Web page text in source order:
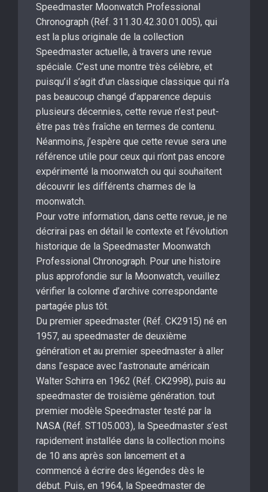
Speedmaster Moonwatch Professional
Chronograph (Réf. 311.30.42.30.01.005), qui
est la plus originale de la collection
Speedmaster actuelle, à travers une revue
spéciale. C’est une montre très célèbre, et
puisqu’il s’agit d’un classique classique qui n’a
pas beaucoup changé d’apparence depuis
plusieurs décennies, cette revue n’est peut-
être pas très fraîche en termes de contenu.
Néanmoins, j’espère que cette revue sera une
référence utile pour ceux qui n’ont pas encore
expérimenté la moonwatch ou qui souhaitent
découvrir les différents charmes de la
moonwatch.
Pour votre information, dans cette revue, je ne
décrirai pas en détail le contexte et l’évolution
historique de la Speedmaster Moonwatch
Professional Chronograph. Pour une histoire
plus approfondie sur la Moonwatch, veuillez
vérifier la colonne d’archive correspondante
partagée plus tôt.
Du premier speedmaster (Réf. CK2915) né en
1957, au speedmaster de deuxième
génération et au premier speedmaster à aller
dans l’espace avec l’astronaute américain
Walter Schirra en 1962 (Réf. CK2998), puis au
speedmaster de troisième génération. tout
premier modèle Speedmaster testé par la
NASA (Réf. ST105.003), la Speedmaster s’est
rapidement installée dans la collection moins
de 10 ans après son lancement et a
commencé à écrire des légendes dès le
début. Puis, en 1964, la Speedmaster de